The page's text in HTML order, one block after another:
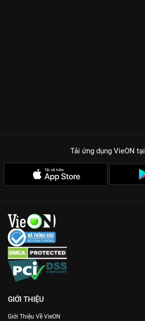
Tải ứng dụng VieON tại
GIỚI THIỆU
Giới Thiệu Về VieON